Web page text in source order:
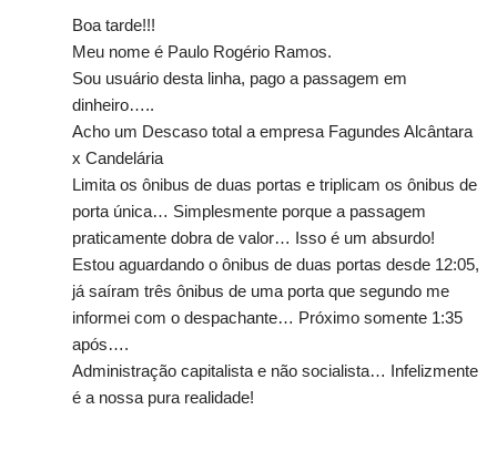
Boa tarde!!!
Meu nome é Paulo Rogério Ramos.
Sou usuário desta linha, pago a passagem em
dinheiro…..
Acho um Descaso total a empresa Fagundes Alcântara
x Candelária
Limita os ônibus de duas portas e triplicam os ônibus de
porta única… Simplesmente porque a passagem
praticamente dobra de valor… Isso é um absurdo!
Estou aguardando o ônibus de duas portas desde 12:05,
já saíram três ônibus de uma porta que segundo me
informei com o despachante… Próximo somente 1:35
após….
Administração capitalista e não socialista… Infelizmente
é a nossa pura realidade!